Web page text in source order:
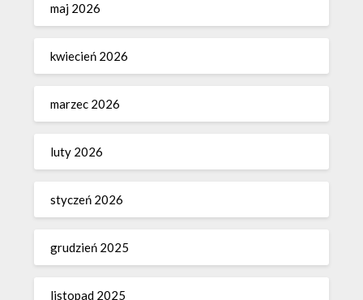
maj 2026
kwiecień 2026
marzec 2026
luty 2026
styczeń 2026
grudzień 2025
listopad 2025